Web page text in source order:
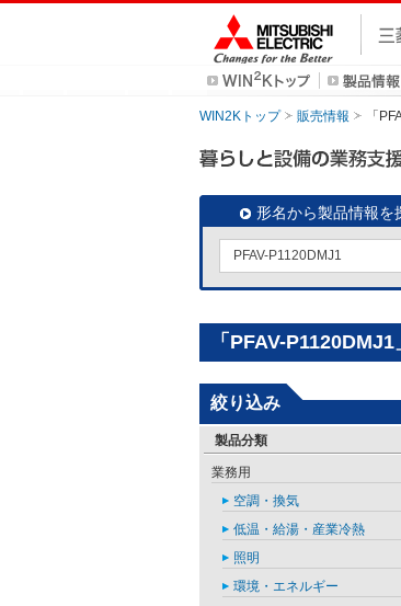
WIN2Kトップ 販売情報 「
形名から製品情報を
「PFAV-
絞り込み
製品分類
業務用
空調・換気
低温・給湯・産業冷熱
照明
環境・エネルギー